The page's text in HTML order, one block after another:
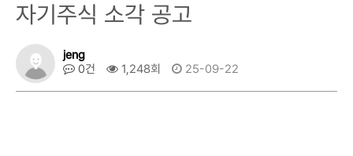
자기주식 소각 공고
jeng
0건
1,248회 25-09-22